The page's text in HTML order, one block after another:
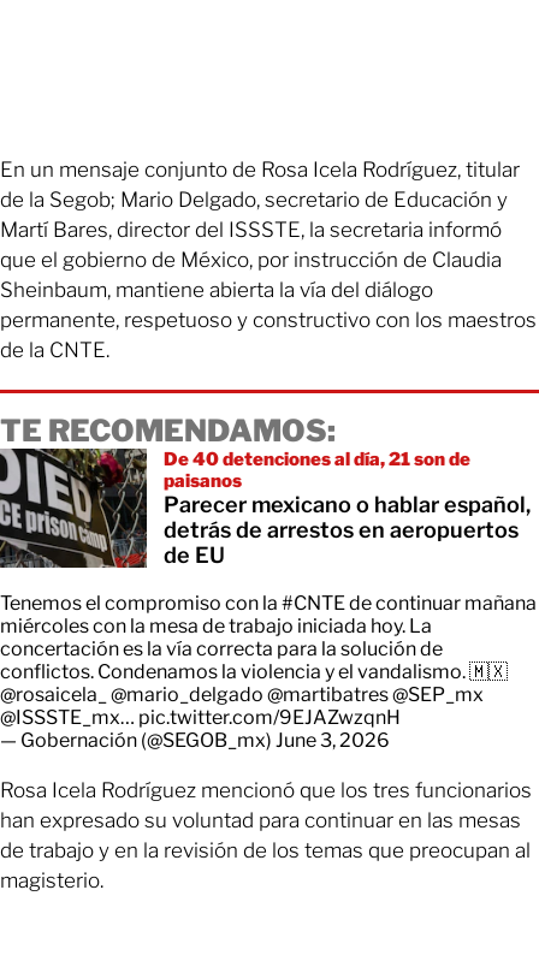
En un mensaje conjunto de Rosa Icela Rodríguez, titular
de la Segob; Mario Delgado, secretario de Educación y
Martí Bares, director del ISSSTE, la secretaria informó
que el gobierno de México, por instrucción de Claudia
Sheinbaum, mantiene abierta la vía del diálogo
permanente, respetuoso y constructivo con los maestros
de la CNTE.
TE RECOMENDAMOS:
De 40 detenciones al día, 21 son de
paisanos
Parecer mexicano o hablar español,
detrás de arrestos en aeropuertos
de EU
Tenemos el compromiso con la #CNTEde continuar mañana
miércoles con la mesa de trabajo iniciada hoy. La
concertación es la vía correcta para la solución de
conflictos. Condenamos la violencia y el vandalismo. 🇲🇽
@rosaicela_
@mario_delgado @martibatres@SEP_mx
@ISSSTE_mx… pic.twitter.com/9EJAZwzqnH
— Gobernación (@SEGOB_mx) June 3, 2026
Rosa Icela Rodríguez mencionó que los tres funcionarios
han expresado su voluntad para continuar en las mesas
de trabajo y en la revisión de los temas que preocupan al
magisterio.